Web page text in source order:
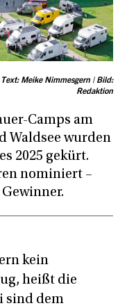
Text: Meike Nimmesgern | Bild:
Redaktion
Camps am
Waldsee wurden
2025 gekürt.
nominiert –
kein
heißt die
sind dem